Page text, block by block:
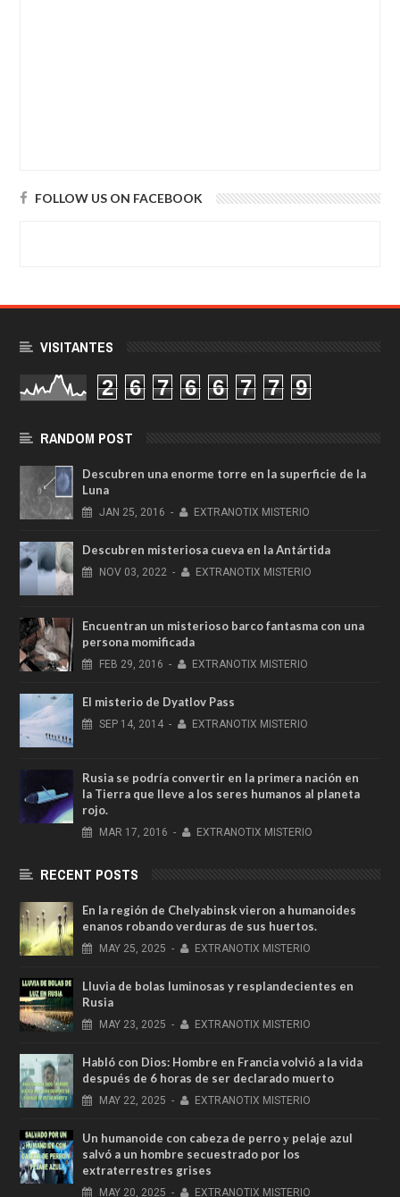
FOLLOW US ON FACEBOOK
VISITANTES
2 6 7 6 6 7 7 9
RANDOM POST
Descubren una enorme torre en la superficie de la
Luna
JAN 25, 2016 - EXTRANOTIX MISTERIO
Descubren misteriosa cueva en la Antártida
NOV 03, 2022 - EXTRANOTIX MISTERIO
Encuentran un misterioso barco fantasma con una
persona momificada
FEB 29, 2016 - EXTRANOTIX MISTERIO
El misterio de Dyatlov Pass
SEP 14, 2014 - EXTRANOTIX MISTERIO
Rusia se podría convertir en la primera nación en
la Tierra que lleve a los seres humanos al planeta
rojo.
MAR 17, 2016 - EXTRANOTIX MISTERIO
RECENT POSTS
En la región de Chelyabinsk vieron a humanoides
enanos robando verduras de sus huertos.
MAY 25, 2025 - EXTRANOTIX MISTERIO
Lluvia de bolas luminosas y resplandecientes en
Rusia
MAY 23, 2025 - EXTRANOTIX MISTERIO
Habló con Dios: Hombre en Francia volvió a la vida
después de 6 horas de ser declarado muerto
MAY 22, 2025 - EXTRANOTIX MISTERIO
Un humanoide con cabeza de perro у pelaje azul
salvó a un hombre secuestrado por los
extraterrestres grises
MAY 20, 2025 - EXTRANOTIX MISTERIO